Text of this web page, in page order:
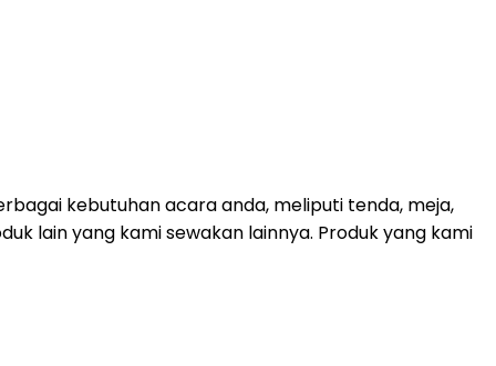
kebutuhan acara anda, meliputi tenda, meja,
lain yang kami sewakan lainnya. Produk yang kami